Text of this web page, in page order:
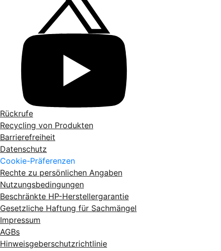
Rückrufe
Recycling von Produkten
Barrierefreiheit
Datenschutz
Cookie-Präferenzen
Rechte zu persönlichen Angaben
Nutzungsbedingungen
Beschränkte HP-Herstellergarantie
Gesetzliche Haftung für Sachmängel
Impressum
AGBs
Hinweisgeberschutzrichtlinie